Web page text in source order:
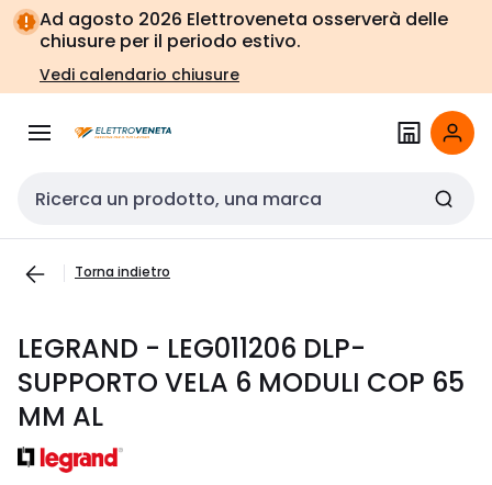
Vai alla
navigazione
Vai
alla
pagina
Ad agosto 2026 Elettroveneta osserverà delle
chiusure per il periodo estivo.
Vedi calendario chiusure
Cerca input
Torna indietro
LEGRAND - LEG011206 DLP-
SUPPORTO VELA 6 MODULI COP 65
MM AL